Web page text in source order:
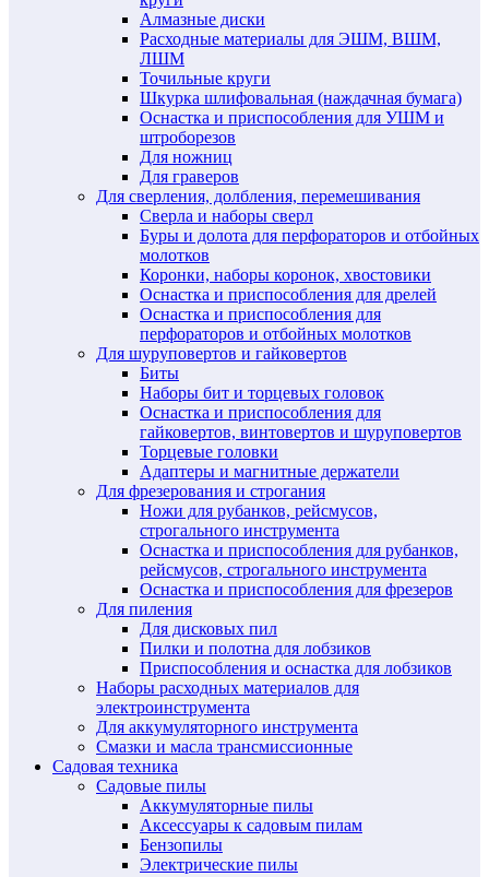
Алмазные диски
Расходные материалы для ЭШМ, ВШМ,
ЛШМ
Точильные круги
Шкурка шлифовальная (наждачная бумага)
Оснастка и приспособления для УШМ и
штроборезов
Для ножниц
Для граверов
Для сверления, долбления, перемешивания
Сверла и наборы сверл
Буры и долота для перфораторов и отбойных
молотков
Коронки, наборы коронок, хвостовики
Оснастка и приспособления для дрелей
Оснастка и приспособления для
перфораторов и отбойных молотков
Для шуруповертов и гайковертов
Биты
Наборы бит и торцевых головок
Оснастка и приспособления для
гайковертов, винтовертов и шуруповертов
Торцевые головки
Адаптеры и магнитные держатели
Для фрезерования и строгания
Ножи для рубанков, рейсмусов,
строгального инструмента
Оснастка и приспособления для рубанков,
рейсмусов, строгального инструмента
Оснастка и приспособления для фрезеров
Для пиления
Для дисковых пил
Пилки и полотна для лобзиков
Приспособления и оснастка для лобзиков
Наборы расходных материалов для
электроинструмента
Для аккумуляторного инструмента
Смазки и масла трансмиссионные
Садовая техника
Садовые пилы
Аккумуляторные пилы
Аксессуары к садовым пилам
Бензопилы
Электрические пилы